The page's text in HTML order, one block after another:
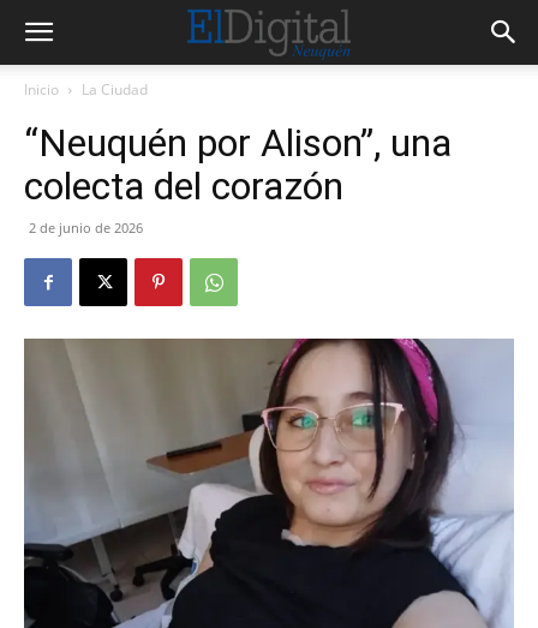
Inicio La Ciudad
“Neuquén por Alison”, una
colecta del corazón
2 de junio de 2026